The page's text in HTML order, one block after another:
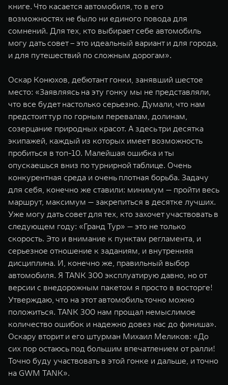
книге. Что касается автомобиля, то в его
возможностях не было ни единого повода для
сомнений. Для тех, кто выбирает себе автомобиль
могу дать совет – это идеальный вариант и для города,
и для путешествий по сложным дорогам».
Оскар Конюхов, дебютант гонки, занявший шестое
место: «Заявляясь на эту гонку мы не представляли,
что все будет настолько серьезно. Думали, что нам
предстоит тур по горным перевалам, долинам,
созерцание природных красот. А здесь три десятка
экипажей, каждый из которых имеет возможность
пробиться в топ-10. Малейшая ошибка и ты
опускаешься вниз по турнирной таблице. Очень
конкурентная среда и очень плотная борьба. Задачу
для себя, конечно же ставили: минимум — пройти весь
маршрут, максимум — закрепиться в десятке лучших.
Уже могу дать совет для тех, кто захочет участвовать в
следующем году: «Гранд Тур» — это не только
скорость. Это и внимание к пунктам регламента, и
серьезное отношение к заданиям, и внутренняя
дисциплина. И, конечно же, правильный выбор
автомобиля. Я TANK 300 эксплуатирую давно, но от
версии с внедорожным пакетом я просто в восторге!
Утверждаю, что на этот автомобиль точно можно
положиться. TANK 300 нам прощал немыслимое
количество ошибок и надежно довез нас до финиша».
Оскару вторит и его штурман Михаил Меликов: «До
сих пор остаюсь под большим впечатлением от ралли!
Точно буду участвовать в этой гонке и дальше, и точно
на GWM TANK».